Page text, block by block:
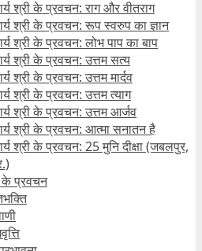
श्री के प्रवचन: राग और वीतराग
श्री के प्रवचन: रूप स्वरुप का ज्ञान
श्री के प्रवचन: लोभ पाप का बाप
श्री के प्रवचन: उत्तम सत्य
श्री के प्रवचन: उत्तम मार्दव
श्री के प्रवचन: उत्तम त्याग
श्री के प्रवचन: उत्तम आर्जव
श्री के प्रवचन: आत्मा सनातन है
श्री के प्रवचन: 25 मुनि दीक्षा (जबलपुर,
के प्रवचन